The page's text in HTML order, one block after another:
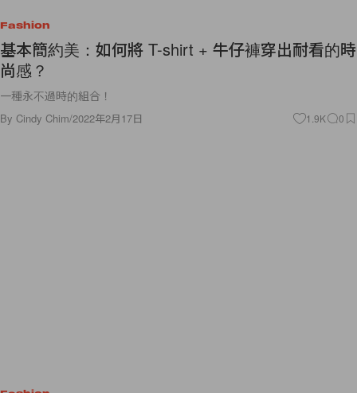
Fashion
基本簡約美：如何將 T-shirt + 牛仔褲穿出耐看的時
尚感？
一種永不過時的組合！
By Cindy Chim/2022年2月17日 1.9K 0